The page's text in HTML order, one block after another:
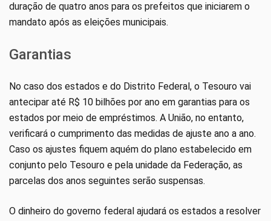
duração de quatro anos para os prefeitos que iniciarem o
mandato após as eleições municipais.
Garantias
No caso dos estados e do Distrito Federal, o Tesouro vai
antecipar até R$ 10 bilhões por ano em garantias para os
estados por meio de empréstimos. A União, no entanto,
verificará o cumprimento das medidas de ajuste ano a ano.
Caso os ajustes fiquem aquém do plano estabelecido em
conjunto pelo Tesouro e pela unidade da Federação, as
parcelas dos anos seguintes serão suspensas.
O dinheiro do governo federal ajudará os estados a resolver